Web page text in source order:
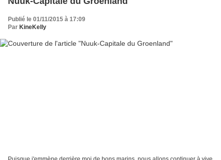
Publié le 01/11/2015 à 17:09
Par KineKelly